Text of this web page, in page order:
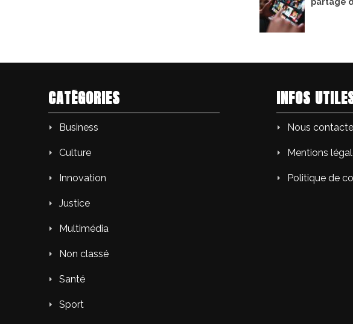
CATÉGORIES
Business
Culture
Innovation
Justice
Multimédia
Non classé
Santé
Sport
INFOS
Nous
Mentions
Politique de